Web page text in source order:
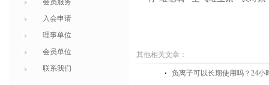
会员服务
入会申请
理事单位
会员单位
联系我们
其他相关文章：
负离子可以长期使用吗？24小